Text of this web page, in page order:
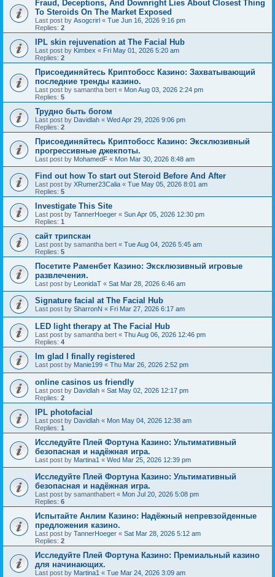
Fraud, Deceptions, And Downright Lies About Closest Thing
To Steroids On The Market Exposed
Last post by Asogcrirl « Tue Jun 16, 2026 9:16 pm
Replies: 2
IPL skin rejuvenation at The Facial Hub
Last post by Kimbex « Fri May 01, 2026 5:20 am
Replies: 2
Присоединяйтесь Криптобосс Казино: Захватывающий
последние тренды казино.
Last post by samantha bert « Mon Aug 03, 2026 2:24 pm
Replies: 5
Трудно быть богом
Last post by Davidlah « Wed Apr 29, 2026 9:06 pm
Replies: 2
Присоединяйтесь Криптобосс Казино: Эксклюзивный
прогрессивные джекпоты.
Last post by MohamedF « Mon Mar 30, 2026 8:48 am
Find out how To start out Steroid Before And After
Last post by XRumer23Calia « Tue May 05, 2026 8:01 am
Replies: 5
Investigate This Site
Last post by TannerHoeger « Sun Apr 05, 2026 12:30 pm
Replies: 1
сайт трипскан
Last post by samantha bert « Tue Aug 04, 2026 5:45 am
Replies: 5
Посетите Раменбет Казино: Эксклюзивный игровые
развлечения.
Last post by LeonidaT « Sat Mar 28, 2026 6:46 am
Signature facial at The Facial Hub
Last post by SharronN « Fri Mar 27, 2026 6:17 am
LED light therapy at The Facial Hub
Last post by samantha bert « Thu Aug 06, 2026 12:46 pm
Replies: 4
Im glad I finally registered
Last post by Manie199 « Thu Mar 26, 2026 2:52 pm
online casinos us friendly
Last post by Davidlah « Sat May 02, 2026 12:17 pm
Replies: 2
IPL photofacial
Last post by Davidlah « Mon May 04, 2026 12:38 am
Replies: 1
Исследуйте Плей Фортуна Казино: Ультимативный
безопасная и надёжная игра.
Last post by Martina1 « Wed Mar 25, 2026 12:39 pm
Исследуйте Плей Фортуна Казино: Ультимативный
безопасная и надёжная игра.
Last post by samanthabert « Mon Jul 20, 2026 5:08 pm
Replies: 6
Испытайте Анлим Казино: Надёжный непревзойденные
предложения казино.
Last post by TannerHoeger « Sat Mar 28, 2026 5:12 am
Replies: 2
Исследуйте Плей Фортуна Казино: Премиальный казино
для начинающих.
Last post by Martina1 « Tue Mar 24, 2026 3:09 am